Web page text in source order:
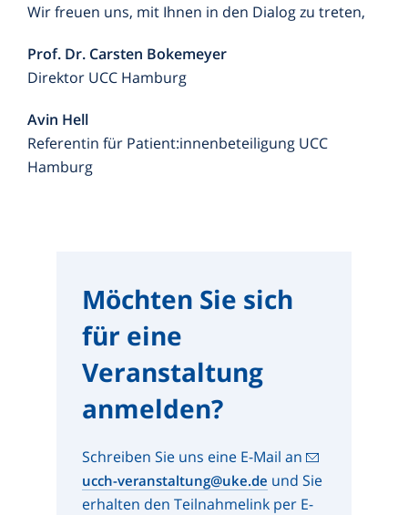
Wir freuen uns, mit Ihnen in den Dialog zu treten,
Prof. Dr. Carsten Bokemeyer
Direktor UCC Hamburg
Avin Hell
Referentin für Patient:innenbeteiligung UCC
Hamburg
Möchten Sie sich
für eine
Veranstaltung
anmelden?
Schreiben Sie uns eine E-Mail an
ucch-veranstaltung@uke.de und Sie
erhalten den Teilnahmelink per E-